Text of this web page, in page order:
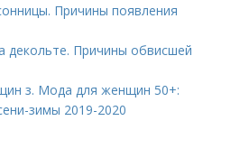
Причины появления
декольте. Причины обвисшей
з. Мода для женщин 50+:
зимы 2019-2020